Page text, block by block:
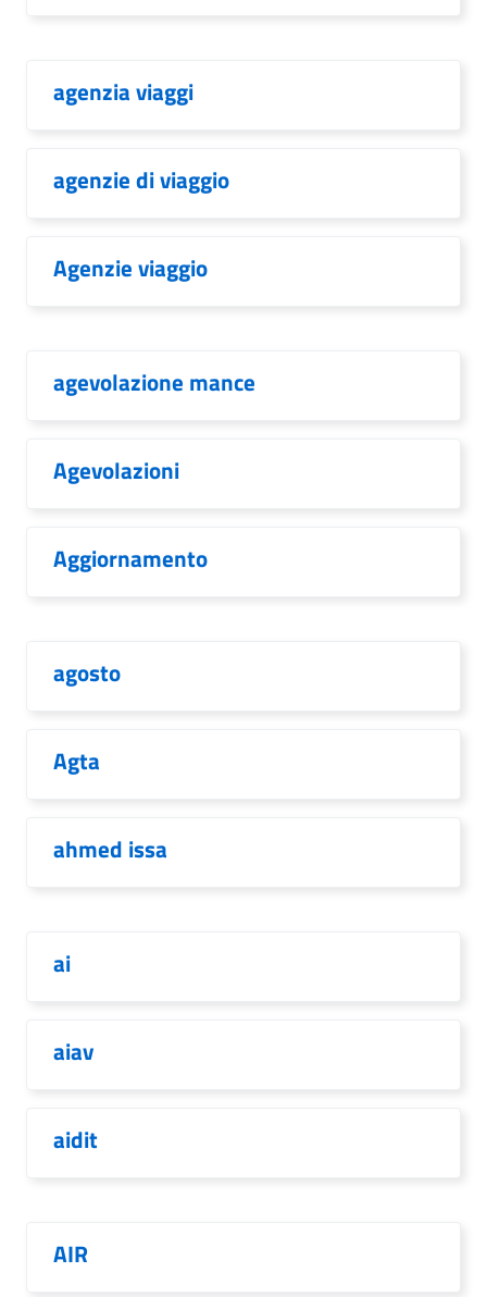
agenzia viaggi
agenzie di viaggio
Agenzie viaggio
agevolazione mance
Agevolazioni
Aggiornamento
agosto
Agta
ahmed issa
ai
aiav
aidit
AIR